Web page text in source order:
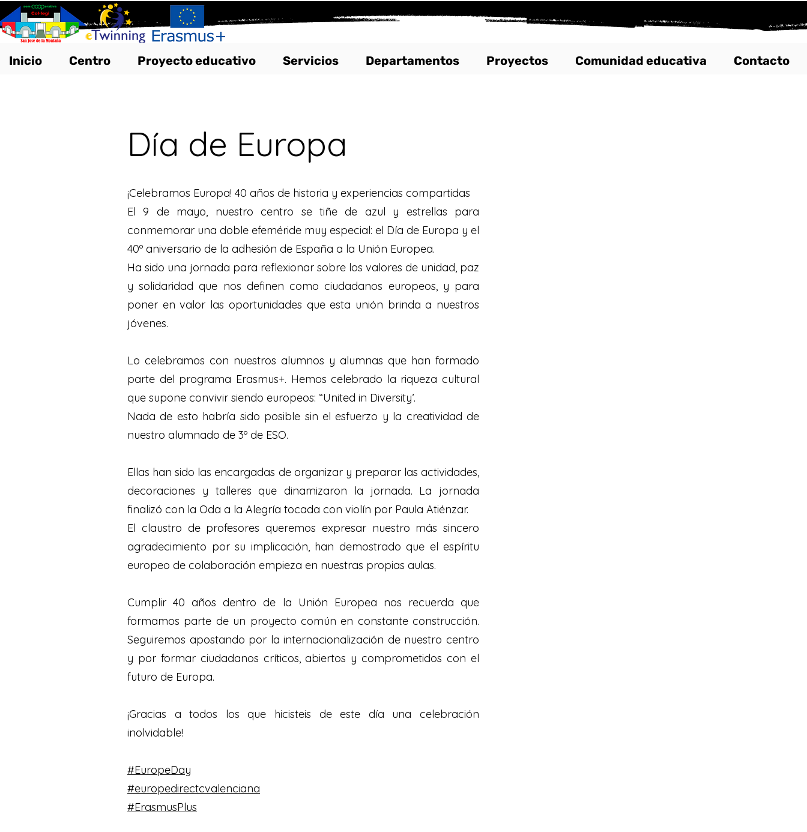
Inicio Centro Proyecto educativo Servicios Departamentos Proyectos Comunidad educativa Contacto
Día de Europa
¡Celebramos Europa! 40 años de historia y experiencias compartidas
El 9 de mayo, nuestro centro se tiñe de azul y estrellas para
conmemorar una doble efeméride muy especial: el Día de Europa y el
40º aniversario de la adhesión de España a la Unión Europea.
Ha sido una jornada para reflexionar sobre los valores de unidad, paz
y solidaridad que nos definen como ciudadanos europeos, y para
poner en valor las oportunidades que esta unión brinda a nuestros
jóvenes.
Lo celebramos con nuestros alumnos y alumnas que han formado
parte del programa Erasmus+. Hemos celebrado la riqueza cultural
que supone convivir siendo europeos: “United in Diversity’.
Nada de esto habría sido posible sin el esfuerzo y la creatividad de
nuestro alumnado de 3º de ESO.
Ellas han sido las encargadas de organizar y preparar las actividades,
decoraciones y talleres que dinamizaron la jornada. La jornada
finalizó con la Oda a la Alegría tocada con violín por Paula Atiénzar.
El claustro de profesores queremos expresar nuestro más sincero
agradecimiento por su implicación, han demostrado que el espíritu
europeo de colaboración empieza en nuestras propias aulas.
Cumplir 40 años dentro de la Unión Europea nos recuerda que
formamos parte de un proyecto común en constante construcción.
Seguiremos apostando por la internacionalización de nuestro centro
y por formar ciudadanos críticos, abiertos y comprometidos con el
futuro de Europa.
¡Gracias a todos los que hicisteis de este día una celebración
inolvidable!
#EuropeDay
#europedirectcvalenciana
#ErasmusPlus